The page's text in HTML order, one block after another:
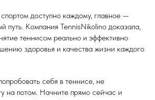
доступно каждому, главное —
путь. Компания TennisNikolino доказала,
теннисом реально и эффективно
здоровья и качества жизни каждого
себя в теннисе, не
на потом. Начните прямо сейчас и